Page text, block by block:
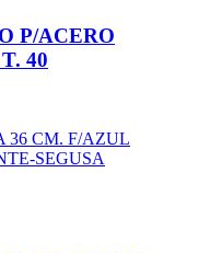
P/ACERO
40